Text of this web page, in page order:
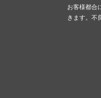
お客様都合
きます。不